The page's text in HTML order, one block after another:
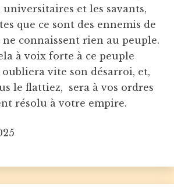
et les savants,
que ce sont des ennemis de
connaissent rien au peuple.
à voix forte à ce peuple
vite son désarroi, et,
le flattiez, sera à vos ordres
résolu à votre empire.